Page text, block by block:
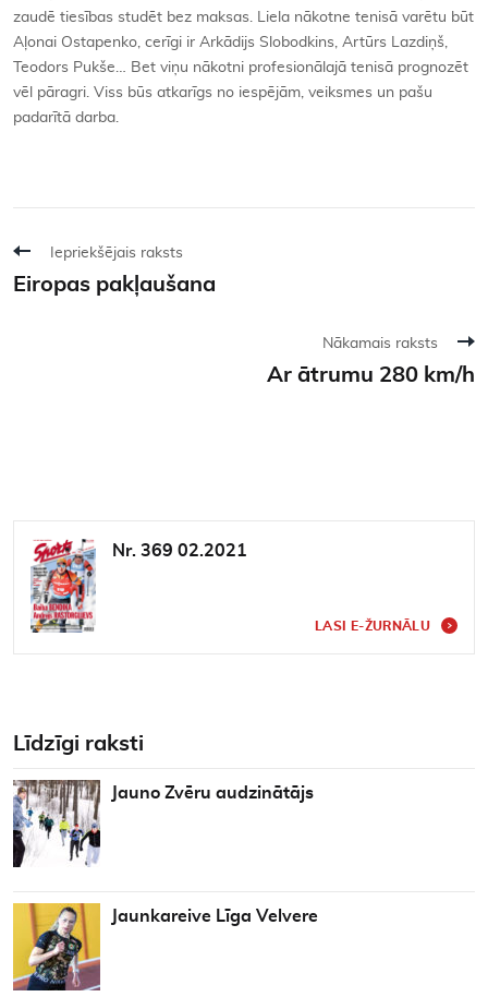
zaudē tiesības studēt bez maksas. Liela nākotne tenisā varētu būt
Aļonai Ostapenko, cerīgi ir Arkādijs Slobodkins, Artūrs Lazdiņš,
Teodors Pukše… Bet viņu nākotni profesionālajā tenisā prognozēt
vēl pāragri. Viss būs atkarīgs no iespējām, veiksmes un pašu
padarītā darba.
Iepriekšējais raksts
Eiropas pakļaušana
Nākamais raksts
Ar ātrumu 280 km/h
Nr. 369 02.2021
LASI E-ŽURNĀLU
Līdzīgi raksti
Jauno Zvēru audzinātājs
Jaunkareive Līga Velvere